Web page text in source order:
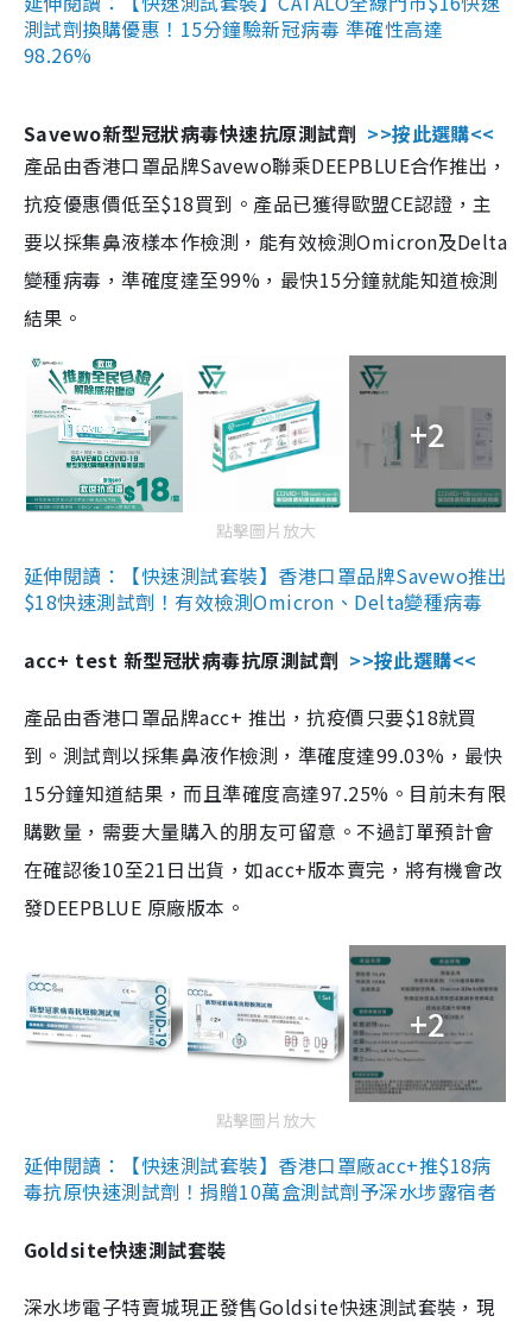
測試劑換購優惠！15分鐘驗新冠病毒 準確性高達
98.26%
Savewo新型冠狀病毒快速抗原測試劑 >>按此選購<<
產品由香港口罩品牌Savewo聯乘DEEPBLUE合作推出，
抗疫優惠價低至$18買到。產品已獲得歐盟CE認證，主
要以採集鼻液樣本作檢測，能有效檢測Omicron及Delta
變種病毒，準確度達至99%，最快15分鐘就能知道檢測
結果。
+2
點擊圖片放大
延伸閱讀：【快速測試套裝】香港口罩品牌Savewo推出
$18快速測試劑！有效檢測Omicron、Delta變種病毒
acc+ test 新型冠狀病毒抗原測試劑 >>按此選購<<
產品由香港口罩品牌acc+ 推出，抗疫價只要$18就買
到。測試劑以採集鼻液作檢測，準確度達99.03%，最快
15分鐘知道結果，而且準確度高達97.25%。目前未有限
購數量，需要大量購入的朋友可留意。不過訂單預計會
在確認後10至21日出貨，如acc+版本賣完，將有機會改
發DEEPBLUE 原廠版本。
+2
點擊圖片放大
延伸閱讀：【快速測試套裝】香港口罩廠acc+推$18病
毒抗原快速測試劑！捐贈10萬盒測試劑予深水埗露宿者
Goldsite快速測試套裝
深水埗電子特賣城現正發售Goldsite快速測試套裝，現